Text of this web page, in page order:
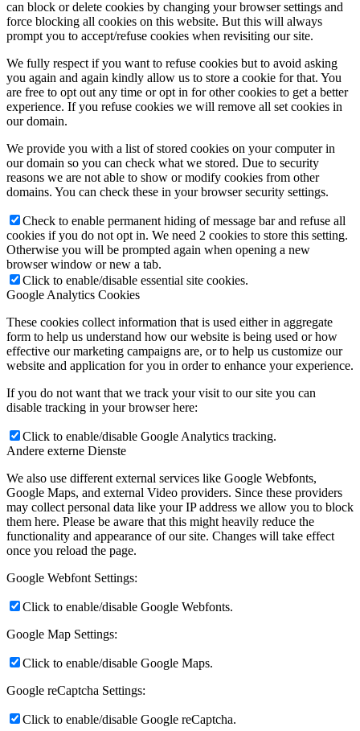
can block or delete cookies by changing your browser settings and
force blocking all cookies on this website. But this will always
prompt you to accept/refuse cookies when revisiting our site.
We fully respect if you want to refuse cookies but to avoid asking
you again and again kindly allow us to store a cookie for that. You
are free to opt out any time or opt in for other cookies to get a better
experience. If you refuse cookies we will remove all set cookies in
our domain.
We provide you with a list of stored cookies on your computer in
our domain so you can check what we stored. Due to security
reasons we are not able to show or modify cookies from other
domains. You can check these in your browser security settings.
Check to enable permanent hiding of message bar and refuse all
cookies if you do not opt in. We need 2 cookies to store this setting.
Otherwise you will be prompted again when opening a new
browser window or new a tab.
Click to enable/disable essential site cookies.
Google Analytics Cookies
These cookies collect information that is used either in aggregate
form to help us understand how our website is being used or how
effective our marketing campaigns are, or to help us customize our
website and application for you in order to enhance your experience.
If you do not want that we track your visit to our site you can
disable tracking in your browser here:
Click to enable/disable Google Analytics tracking.
Andere externe Dienste
We also use different external services like Google Webfonts,
Google Maps, and external Video providers. Since these providers
may collect personal data like your IP address we allow you to block
them here. Please be aware that this might heavily reduce the
functionality and appearance of our site. Changes will take effect
once you reload the page.
Google Webfont Settings:
Click to enable/disable Google Webfonts.
Google Map Settings:
Click to enable/disable Google Maps.
Google reCaptcha Settings:
Click to enable/disable Google reCaptcha.